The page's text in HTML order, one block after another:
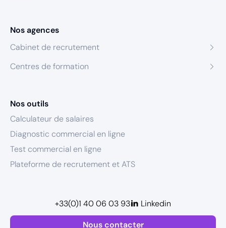
Nos agences
Cabinet de recrutement
Centres de formation
Nos outils
Calculateur de salaires
Diagnostic commercial en ligne
Test commercial en ligne
Plateforme de recrutement et ATS
Nous contacter
+33(0)1 40 06 03 93 Linkedin